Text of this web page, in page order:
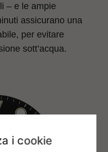
– e le ampie
assicurano una
per evitare
sott’acqua.
i cookie